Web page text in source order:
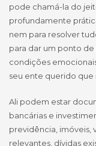
pode chamá-la do
profundamente
nem para resolver
para dar um ponto
condições
seu ente querido que
Ali podem estar
bancárias e
previdência, imóveis,
relevantes, dívidas